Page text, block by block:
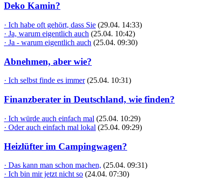
Deko Kamin?
· Ich habe oft gehört, dass Sie (29.04. 14:33)
· Ja, warum eigentlich auch (25.04. 10:42)
· Ja - warum eigentlich auch (25.04. 09:30)
Abnehmen, aber wie?
· Ich selbst finde es immer (25.04. 10:31)
Finanzberater in Deutschland, wie finden?
· Ich würde auch einfach mal (25.04. 10:29)
· Oder auch einfach mal lokal (25.04. 09:29)
Heizlüfter im Campingwagen?
· Das kann man schon machen, (25.04. 09:31)
· Ich bin mir jetzt nicht so (24.04. 07:30)